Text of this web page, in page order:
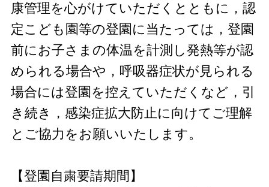
康管理を心がけていただくとともに， 認
定こども園等の登園に当たっては，登園
前にお子さまの体温を計測し発熱等が認
められる場合や，呼吸器症状が見られる
場合には登園を控えていただくなど，引
き続き，感染症拡大防止に向けてご理解
とご協力をお願いいたします。
【登園自粛要請期間】